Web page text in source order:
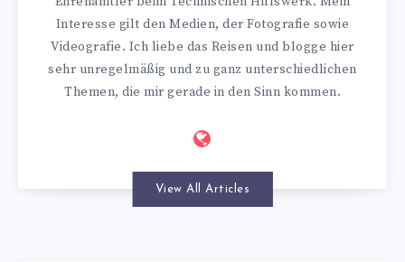
Interesse gilt den Medien, der Fotografie sowie
Videografie. Ich liebe das Reisen und blogge hier
sehr unregelmäßig und zu ganz unterschiedlichen
Themen, die mir gerade in den Sinn kommen.
View All Articles